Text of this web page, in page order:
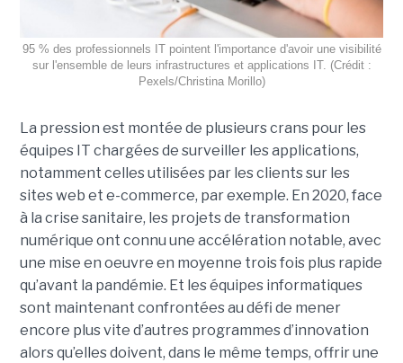
95 % des professionnels IT pointent l'importance d'avoir une visibilité
sur l'ensemble de leurs infrastructures et applications IT. (Crédit :
Pexels/Christina Morillo)
La pression est montée de plusieurs crans pour les
équipes IT chargées de surveiller les applications,
notamment celles utilisées par les clients sur les
sites web et e-commerce, par exemple. En 2020, face
à la crise sanitaire, les projets de transformation
numérique ont connu une accélération notable, avec
une mise en oeuvre en moyenne trois fois plus rapide
qu’avant la pandémie. Et les équipes informatiques
sont maintenant confrontées au défi de mener
encore plus vite d’autres programmes d’innovation
alors qu’elles doivent, dans le même temps, offrir une